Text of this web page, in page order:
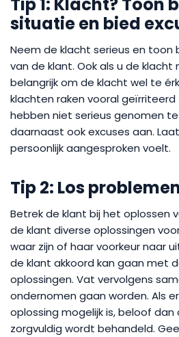
situatie en bied
Neem de klacht serieus en toon
van de klant. Ook als u de klacht
belangrijk om de klacht wel te
klachten raken vooral
hebben niet serieus genomen te
daarnaast ook excuses aan.
persoonlijk aangesproken voelt.
Tip 2: Los
Betrek de klant bij het oplossen
de klant diverse oplossingen
waar zijn of haar voorkeur naar
de klant akkoord kan gaan met
oplossingen. Vat vervolgens
ondernomen gaan worden. Als
oplossing mogelijk is, beloof
zorgvuldig wordt behandeld.